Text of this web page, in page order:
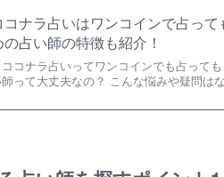
コナラ占いはワンコインで占っ
の占い師の特徴も紹介！
ココナラ占いってワンコインでも占って
って大丈夫なの？ こんな悩みや疑問は